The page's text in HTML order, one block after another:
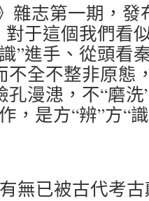
雜志第一期，
對于這個我們看
”進手、從頭看
不全不整非原態
漫漶，不“磨
，是方“辨”方“
無已被古代考